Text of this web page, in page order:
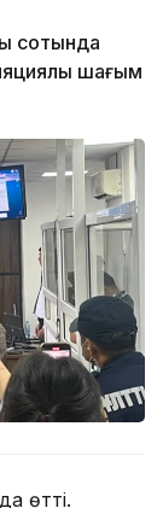
сотында
шағым
өтті.